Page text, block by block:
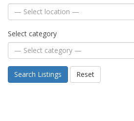
Select category
Search Listings Reset